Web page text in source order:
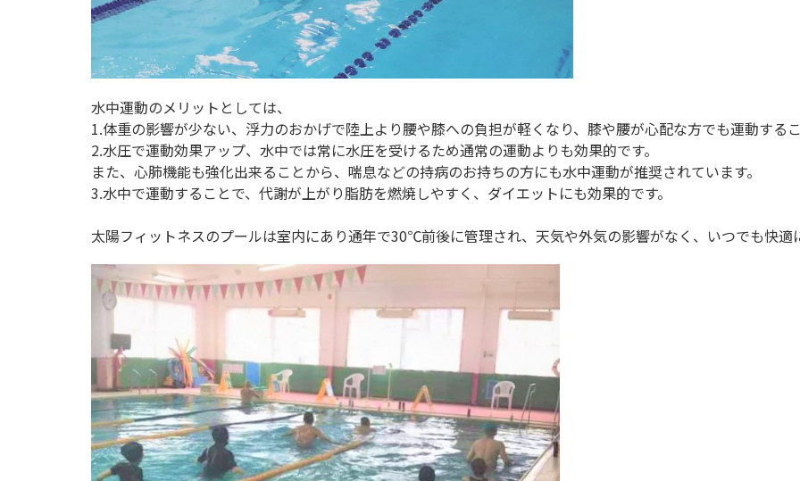
水中運動のメリットとしては、
1.体重の影響が少ない、浮力のおかげで陸上より腰や膝への負担が軽くなり、膝や腰が心配な方でも運動するこ
2.水圧で運動効果アップ、水中では常に水圧を受けるため通常の運動よりも効果的です。
また、心肺機能も強化出来ることから、喘息などの持病のお持ちの方にも水中運動が推奨されています。
3.水中で運動することで、代謝が上がり脂肪を燃焼しやすく、ダイエットにも効果的です。
太陽フィットネスのプールは室内にあり通年で30℃前後に管理され、天気や外気の影響がなく、いつでも快適